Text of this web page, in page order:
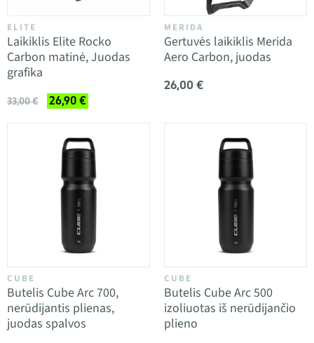
ELITE
Laikiklis Elite Rocko
Carbon matinė, Juodas
grafika
33,00 € 26,90 €
MERIDA
Gertuvės laikiklis Merida
Aero Carbon, juodas
26,00 €
CUBE
Butelis Cube Arc 700,
nerūdijantis plienas,
juodas spalvos
CUBE
Butelis Cube Arc 500
izoliuotas iš nerūdijančio
plieno